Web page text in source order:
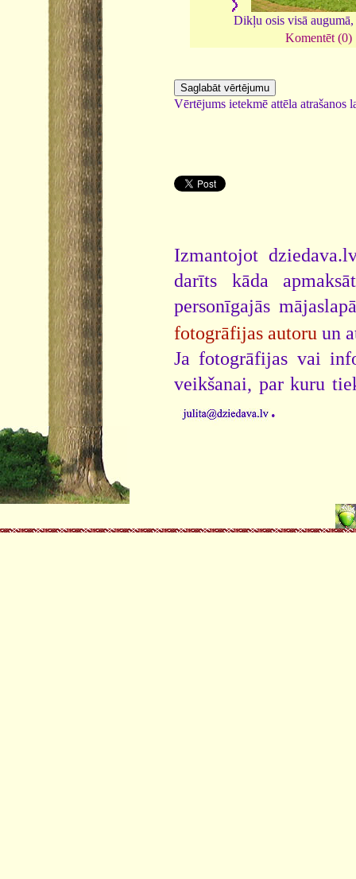
Dikļu osis visā augumā,
Komentēt (0)
Vērtējums ietekmē attēla atrašanos
Izmantojot
darīts kāda
personīgajās
fotogrāfijas autoru un
Ja fotogrāfijas vai
veikšanai, par kuru
.